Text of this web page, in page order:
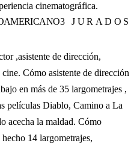
cinematográfica.
3 JURADOS
,asistente de dirección,
Cómo asistente de dirección
en más de 35 largometrajes ,
películas Diablo, Camino a La
acecha la maldad. Cómo
14 largometrajes,